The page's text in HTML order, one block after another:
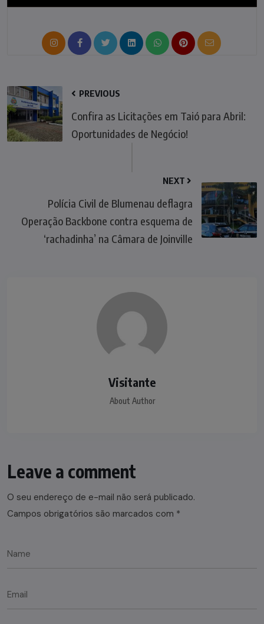
PREVIOUS
Confira as Licitações em Taió para Abril:
Oportunidades de Negócio!
NEXT
Polícia Civil de Blumenau deflagra
Operação Backbone contra esquema de
‘rachadinha’ na Câmara de Joinville
Visitante
About Author
Leave a comment
O seu endereço de e-mail não será publicado.
Campos obrigatórios são marcados com *